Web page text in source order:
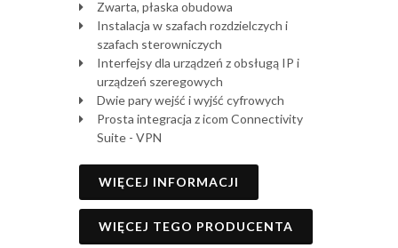
Zwarta, płaska obudowa
Instalacja w szafach rozdzielczych i
szafach sterowniczych
Interfejsy dla urządzeń z obsługą IP i
urządzeń szeregowych
Dwie pary wejść i wyjść cyfrowych
Prosta integracja z icom Connectivity
Suite - VPN
WIĘCEJ INFORMACJI
WIĘCEJ TEGO PRODUCENTA